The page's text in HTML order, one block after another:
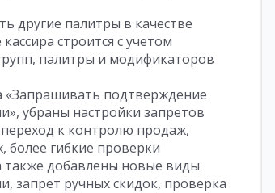
другие палитры в качестве
строится с учетом
палитры и модификаторов
«Запрашивать подтверждение
убраны настройки запретов
к контролю продаж,
более гибкие проверки
также добавлены новые виды
запрет ручных скидок, проверка